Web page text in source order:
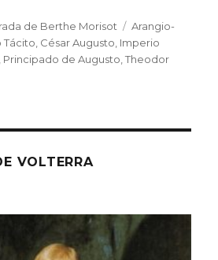
de Berthe Morisot Etiquetas
Arangio-
Tácito César Augusto Imperio
Principado de Augusto ,Theodor
VOLTERRA